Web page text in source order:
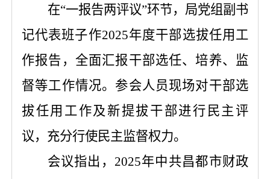
在“一报告两评议”环节，局党组副书
记代表班子作2025年度干部选拔任用工
作报告，全面汇报干部选任、培养、监
督等工作情况。参会人员现场对干部选
拔任用工作及新提拔干部进行民主评
议，充分行使民主监督权力。
会议指出， 2025年中共昌都市财政